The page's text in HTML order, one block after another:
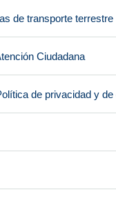
de transporte terrestre
Ciudadana
de privacidad y